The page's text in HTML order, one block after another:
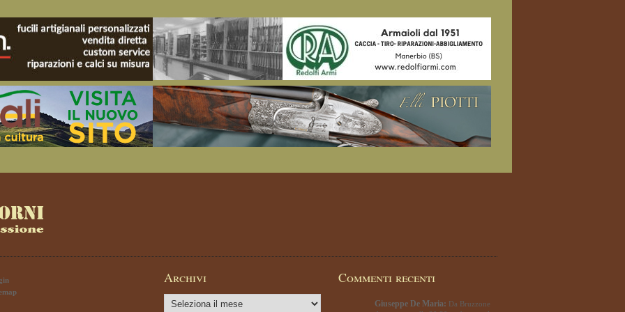
Archivi
Archivi
Commenti recenti
Giuseppe De Maria: Da Bruzzone